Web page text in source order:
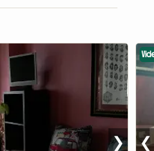
❯ ❮